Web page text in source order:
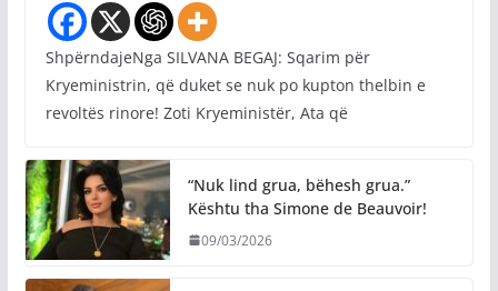
ShpërndajeNga SILVANA BEGAJ: Sqarim për
Kryeministrin, që duket se nuk po kupton thelbin e
revoltës rinore! Zoti Kryeministër, Ata që
“Nuk lind grua, bëhesh grua.”
Kështu tha Simone de Beauvoir!
09/03/2026